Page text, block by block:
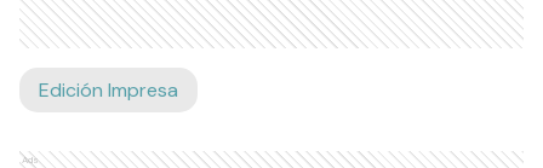
Edición Impresa
Ads